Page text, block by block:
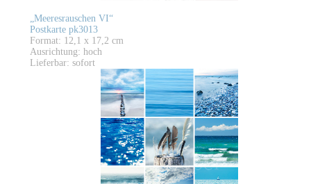
„Meeresrauschen VI“
Postkarte pk3013
Format: 12,1 x 17,2 cm
Ausrichtung: hoch
Lieferbar: sofort